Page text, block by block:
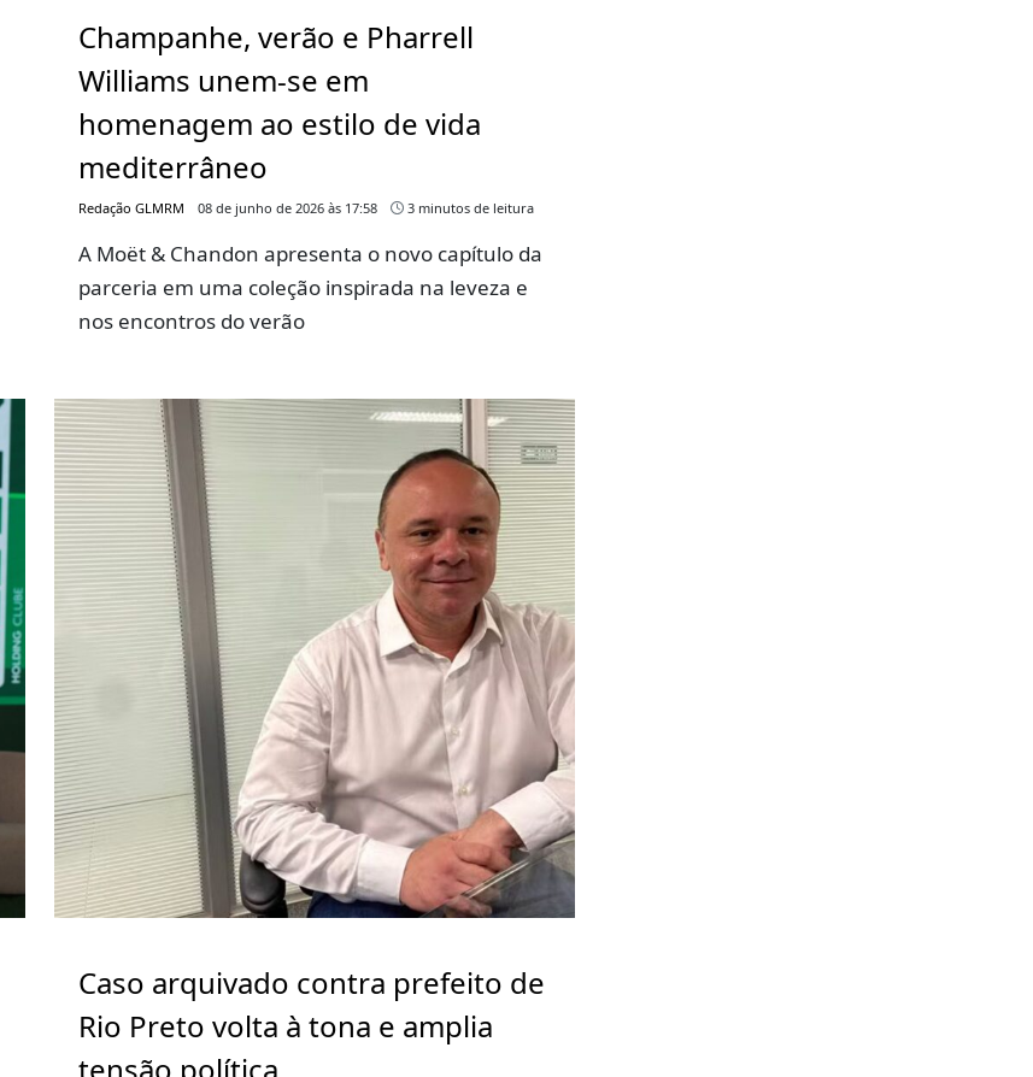
Champanhe, verão e Pharrell
Williams unem-se em
homenagem ao estilo de vida
mediterrâneo
Redação GLMRM 08 de junho de 2026 às 17:58 3 minutos de leitura
A Moët & Chandon apresenta o novo capítulo da
parceria em uma coleção inspirada na leveza e
nos encontros do verão
Caso arquivado contra prefeito de
Rio Preto volta à tona e amplia
tensão política